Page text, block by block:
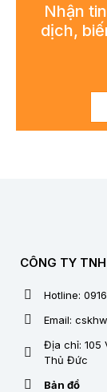
Nhận
dịch,
CÔNG TY
Hotline:
Email:
Địa chỉ: 105
Thủ Đức
Bản đồ